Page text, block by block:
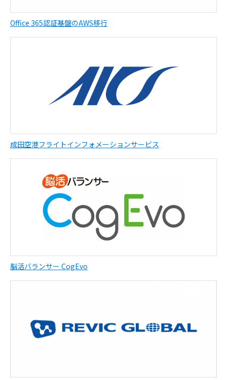
Office 365認証基盤のAWS移行
成田空港フライトインフォメーションサービス
脳活バランサー CogEvo